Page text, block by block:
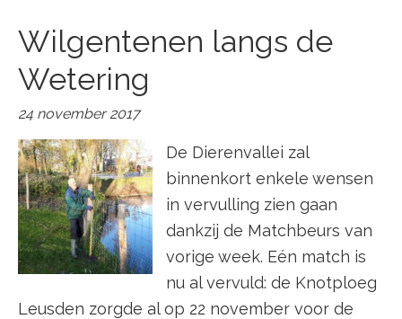
Wilgentenen langs de
Wetering
24 november 2017
De Dierenvallei zal
binnenkort enkele wensen
in vervulling zien gaan
dankzij de Matchbeurs van
vorige week. Eén match is
nu al vervuld: de Knotploeg
Leusden zorgde al op 22 november voor de